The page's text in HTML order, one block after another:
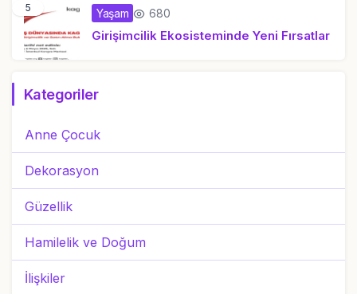
5 Yaşam 680
Girişimcilik Ekosisteminde Yeni Fırsatlar
Kategoriler
Anne Çocuk
Dekorasyon
Güzellik
Hamilelik ve Doğum
İlişkiler